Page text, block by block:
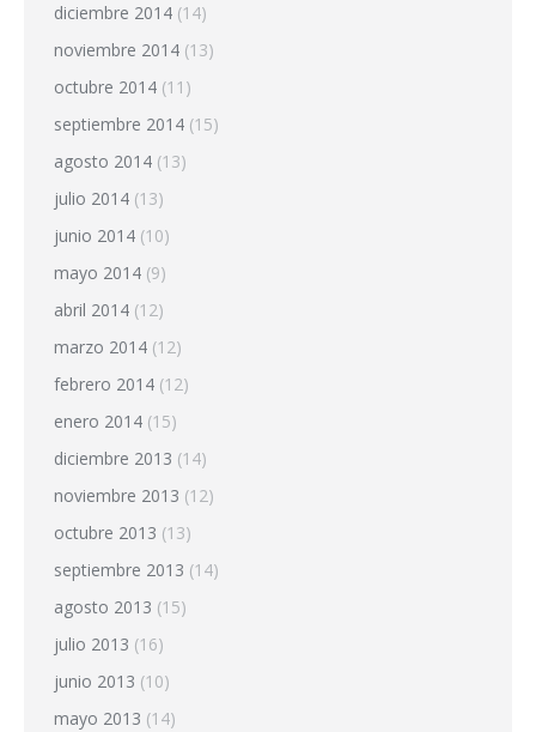
diciembre 2014 (14)
noviembre 2014 (13)
octubre 2014 (11)
septiembre 2014 (15)
agosto 2014 (13)
julio 2014 (13)
junio 2014 (10)
mayo 2014 (9)
abril 2014 (12)
marzo 2014 (12)
febrero 2014 (12)
enero 2014 (15)
diciembre 2013 (14)
noviembre 2013 (12)
octubre 2013 (13)
septiembre 2013 (14)
agosto 2013 (15)
julio 2013 (16)
junio 2013 (10)
mayo 2013 (14)